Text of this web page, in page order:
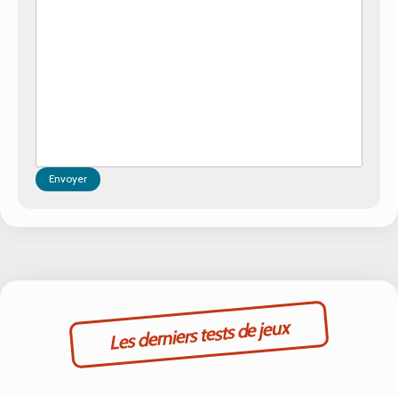
Envoyer
Les derniers tests de jeux